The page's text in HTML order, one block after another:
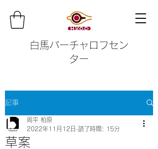
白馬バーチャロフセン
ター
記事
草案
周平 柏原
2022年11月12日 読了時間: 15分